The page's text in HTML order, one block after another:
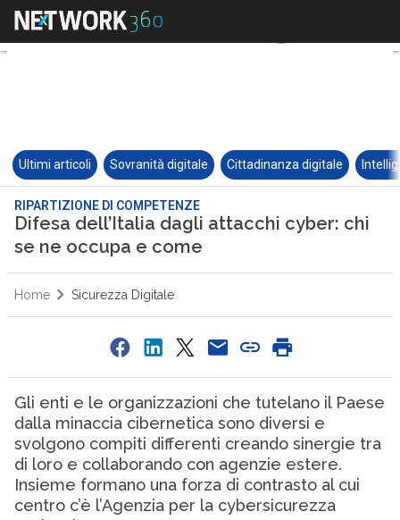
Ultimi articoli Sovranità digitale Cittadinanza digitale
RIPARTIZIONE DI COMPETENZE
Difesa dell’Italia dagli attacchi cyber: chi
se ne occupa e come
Home Sicurezza Digitale
Gli enti e le organizzazioni che tutelano il Paese
dalla minaccia cibernetica sono diversi e
svolgono compiti differenti creando sinergie tra
di loro e collaborando con agenzie estere.
Insieme formano una forza di contrasto al cui
centro c’è l’Agenzia per la cybersicurezza